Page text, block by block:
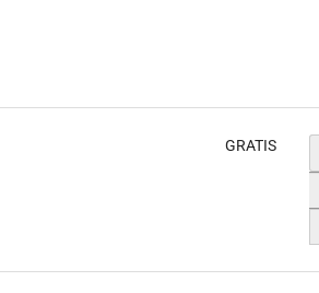
GRATIS